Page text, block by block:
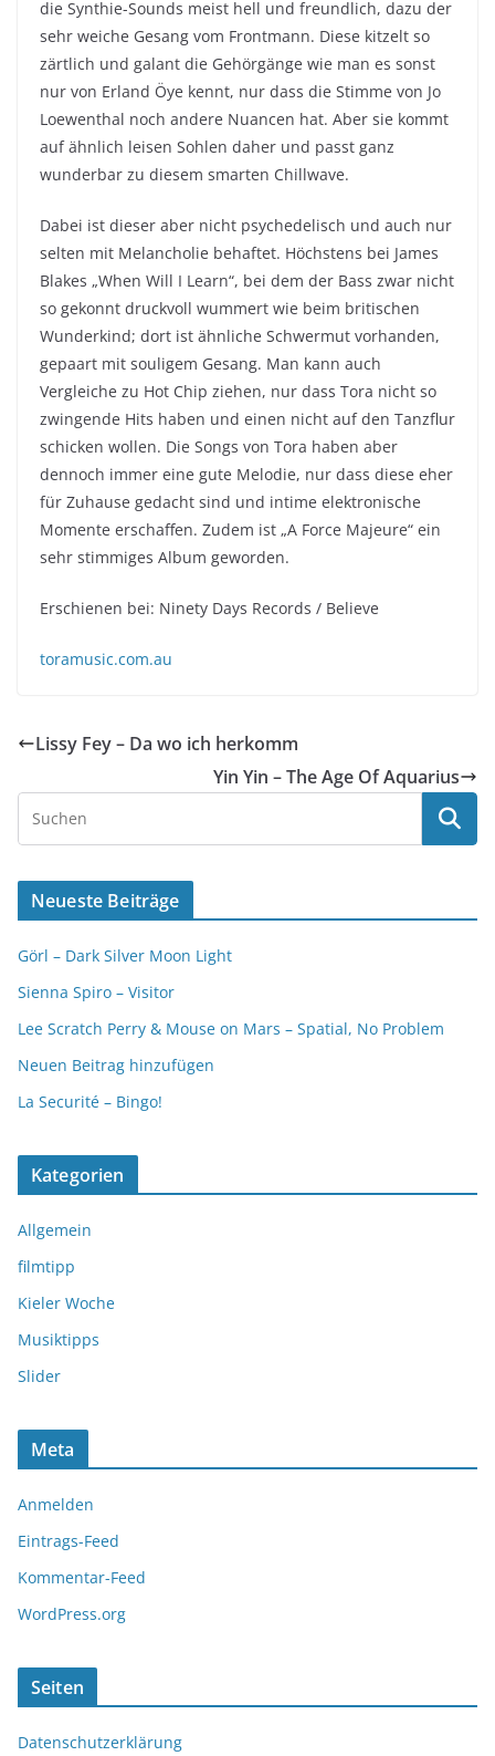
die Synthie-Sounds meist hell und freundlich, dazu der
sehr weiche Gesang vom Frontmann. Diese kitzelt so
zärtlich und galant die Gehörgänge wie man es sonst
nur von Erland Öye kennt, nur dass die Stimme von Jo
Loewenthal noch andere Nuancen hat. Aber sie kommt
auf ähnlich leisen Sohlen daher und passt ganz
wunderbar zu diesem smarten Chillwave.
Dabei ist dieser aber nicht psychedelisch und auch nur
selten mit Melancholie behaftet. Höchstens bei James
Blakes „When Will I Learn“, bei dem der Bass zwar nicht
so gekonnt druckvoll wummert wie beim britischen
Wunderkind; dort ist ähnliche Schwermut vorhanden,
gepaart mit souligem Gesang. Man kann auch
Vergleiche zu Hot Chip ziehen, nur dass Tora nicht so
zwingende Hits haben und einen nicht auf den Tanzflur
schicken wollen. Die Songs von Tora haben aber
dennoch immer eine gute Melodie, nur dass diese eher
für Zuhause gedacht sind und intime elektronische
Momente erschaffen. Zudem ist „A Force Majeure“ ein
sehr stimmiges Album geworden.
Erschienen bei: Ninety Days Records / Believe
toramusic.com.au
Lissy Fey – Da wo ich herkomm
Yin Yin – The Age Of Aquarius
Neueste Beiträge
Görl – Dark Silver Moon Light
Sienna Spiro – Visitor
Lee Scratch Perry & Mouse on Mars – Spatial, No Problem
Neuen Beitrag hinzufügen
La Securité – Bingo!
Kategorien
Allgemein
filmtipp
Kieler Woche
Musiktipps
Slider
Meta
Anmelden
Eintrags-Feed
Kommentar-Feed
WordPress.org
Seiten
Datenschutzerklärung